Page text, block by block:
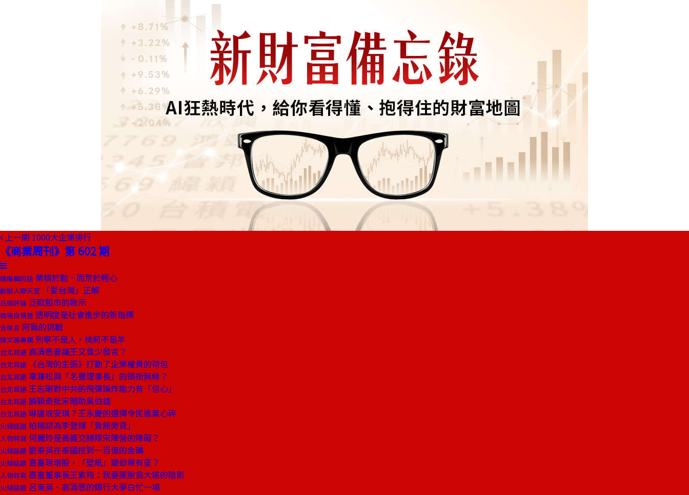
上一期 1000大企業排行
《商業周刊》第 602 期
總編輯的話 業精於勤，而荒於輕心
創辦人聊天室 「愛台灣」正解
石頭評論 泛歐股市的啟示
商場自慢塾 透明度是社會進步的新指標
去梯言 阿扁的挑戰
陳文茜專欄 列寧不是人，桃莉不是羊
台北耳語 高清愿要讓王又曾少發言？
台北耳語 《台灣的主張》打動了企業權貴的荷包
台北耳語 辜濂松與「名譽理事長」的頭銜無緣？
台北耳語 王志剛對中共的飛彈誤炸能力有「信心」
台北耳語 饒穎奇批宋暗助吳伯雄
台北耳語 琳達或安琪？王永慶的選擇令民進黨心碎
火線話題 柏楊認為李登輝「責無旁貸」
人物特寫 何麗玲是黃義交歸隊宋陣營的障礙？
火線話題 劉泰英在泰國挖到一百億的金礦
火線話題 嘉畜現增股，「壁紙」變鈔票有望？
人物特寫 嘉畜董事長王素筠：我要擺脫翁大銘的陰影
火線話題 呂東英、高清愿的銀行大夢白忙一場